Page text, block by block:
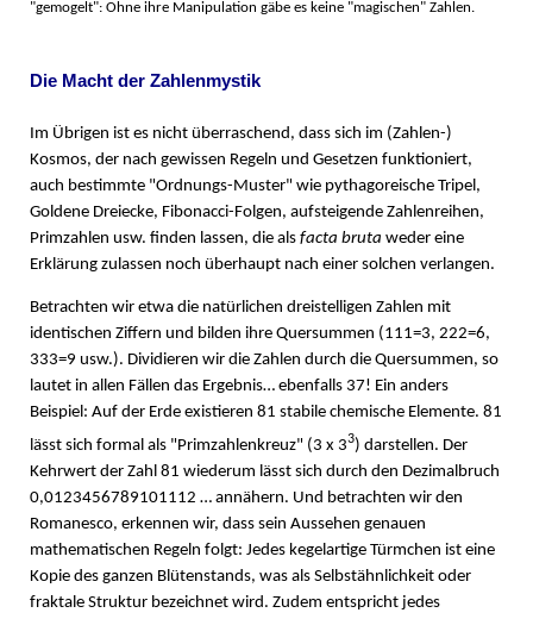
"gemogelt": Ohne ihre Manipulation gäbe es keine "magischen" Zahlen.
Die Macht der Zahlenmystik
Im Übrigen ist es nicht überraschend, dass sich im (Zahlen-)
Kosmos, der nach gewissen Regeln und Gesetzen funktioniert,
auch bestimmte "Ordnungs-Muster" wie pythagoreische Tripel,
Goldene Dreiecke, Fibonacci-Folgen, aufsteigende Zahlenreihen,
Primzahlen usw. finden lassen, die als facta bruta weder eine
Erklärung zulassen noch überhaupt nach einer solchen verlangen.
Betrachten wir etwa die natürlichen dreistelligen Zahlen mit
identischen Ziffern und bilden ihre Quersummen (111=3, 222=6,
333=9 usw.). Dividieren wir die Zahlen durch die Quersummen, so
lautet in allen Fällen das Ergebnis… ebenfalls 37! Ein anders
Beispiel: Auf der Erde existieren 81 stabile chemische Elemente. 81
lässt sich formal als "Primzahlenkreuz" (3 x 33) darstellen. Der
Kehrwert der Zahl 81 wiederum lässt sich durch den Dezimalbruch
0,0123456789101112 … annähern. Und betrachten wir den
Romanesco, erkennen wir, dass sein Aussehen genauen
mathematischen Regeln folgt: Jedes kegelartige Türmchen ist eine
Kopie des ganzen Blütenstands, was als Selbstähnlichkeit oder
fraktale Struktur bezeichnet wird. Zudem entspricht jedes